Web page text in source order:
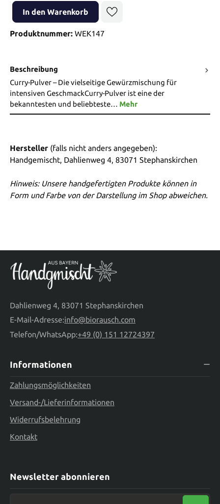
Produkt Anzahl: Gib den gewünschten Wert ein oder benutze die
In den Warenkorb
Produktnummer: WEK147
Beschreibung
Curry-Pulver – Die vielseitige Gewürzmischung für
intensiven GeschmackCurry-Pulver ist eine der
bekanntesten und beliebteste… Mehr
Hersteller (falls nicht anders angegeben):
Handgemischt, Dahlienweg 4, 83071 Stephanskirchen
Hinweis: Unsere handgefertigten Produkte können in
Form und Farbe von der Darstellung im Shop abweichen.
Dahlienweg 4, 83071 Stephanskirchen
E-Mail-Adresse:info@biorausch.com
Telefon/WhatsApp:+49 (0) 151 12724397
Informationen
Zahlungsmöglichkeiten
Versand-/Lieferinformationen
Widerrufsbelehrung
Kontakt
Newsletter abonnieren